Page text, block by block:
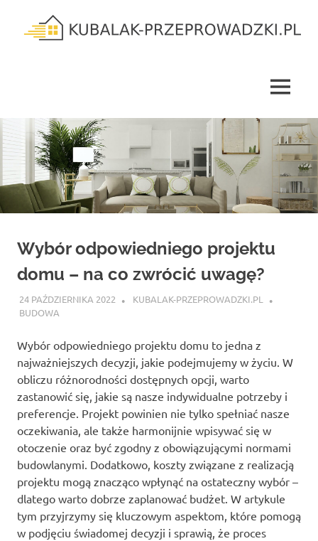
content
MENU
Wybór odpowiedniego projektu
domu – na co zwrócić uwagę?
24 PAŹDZIERNIKA 2022
KUBALAK-PRZEPROWADZKI.PL
BUDOWA
Wybór odpowiedniego projektu domu to jedna z
najważniejszych decyzji, jakie podejmujemy w życiu. W
obliczu różnorodności dostępnych opcji, warto
zastanowić się, jakie są nasze indywidualne potrzeby i
preferencje. Projekt powinien nie tylko spełniać nasze
oczekiwania, ale także harmonijnie wpisywać się w
otoczenie oraz być zgodny z obowiązującymi normami
budowlanymi. Dodatkowo, koszty związane z realizacją
projektu mogą znacząco wpłynąć na ostateczny wybór –
dlatego warto dobrze zaplanować budżet. W artykule
tym przyjrzymy się kluczowym aspektom, które pomogą
w podjęciu świadomej decyzji i sprawią, że proces